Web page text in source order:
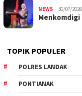
NEWS 30/07/2026
TOPIK POPULER
POLRES LANDAK
PONTIANAK